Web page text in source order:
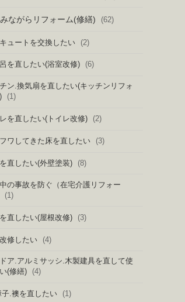
ながらリフォーム(修繕) (62)
ュートを交換したい (2)
を直したい(浴室改修) (6)
ン.換気扇を直したい(キッチンリフォ
(1)
レを直したい(トイレ改修) (2)
ワしてきた床を直したい (3)
直したい(外壁塗装) (8)
の事故を防ぐ（在宅介護リフォー
(1)
直したい(屋根改修) (3)
修したい (4)
ア.アルミサッシ.木製建具を直して使
(修繕)
(4)
子.襖を直したい (1)